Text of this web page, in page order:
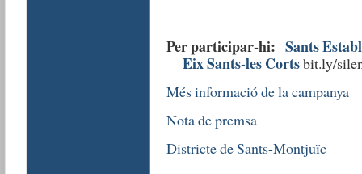
Per participar-hi: Sants
Eix Sants-les Cortsbit.ly/
Més informació de la campanya
Nota de premsa
Districte de Sants-Montjuïc